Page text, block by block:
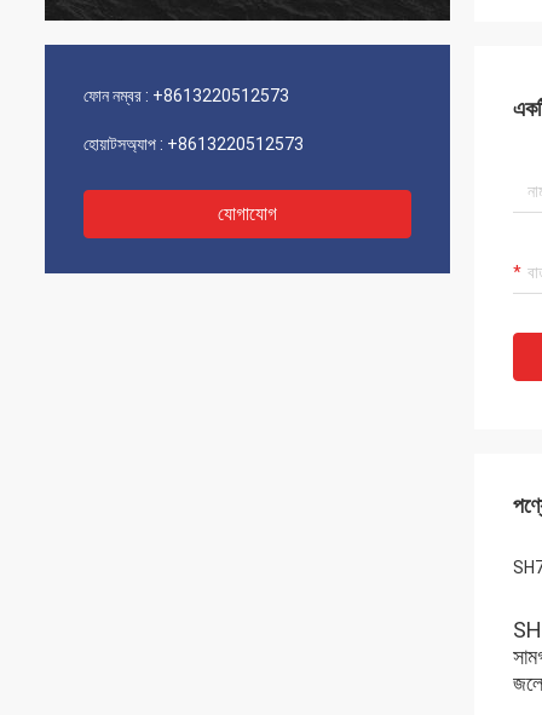
ফোন নম্বর : +8613220512573
হোয়াটসঅ্যাপ : +8613220512573
যোগাযোগ